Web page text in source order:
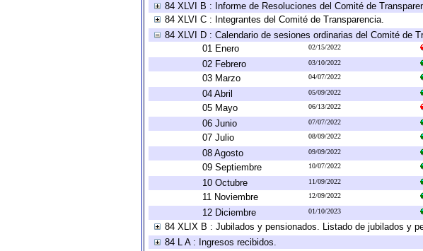
84 XLVI B : Informe de Resoluciones del Comité de
84 XLVI C : Integrantes del Comité de Transparencia.
84 XLVI D : Calendario de sesiones ordinarias del Comité de
01 Enero
02/15/2022
02 Febrero 03/10/2022
03 Marzo 04/07/2022
04 Abril 05/09/2022
05 Mayo 06/13/2022
06 Junio 07/07/2022
07 Julio 08/09/2022
08 Agosto 09/09/2022
09 Septiembre 10/07/2022
10 Octubre 11/09/2022
11 Noviembre 12/09/2022
12 Diciembre 01/10/2023
84 XLIX B : Jubilados y pensionados. Listado de jubilados y
84 L A : Ingresos recibidos.